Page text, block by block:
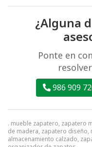
. mueble zapatero, zapatero
de madera, zapatero
almacenamiento calzado,
¿Alguna
Ponte en
986 909